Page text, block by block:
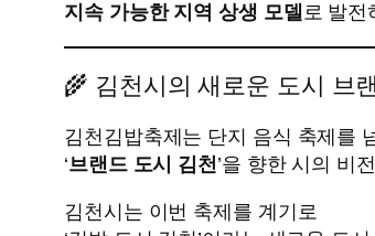
지속 가능한 지역 상생 모델로 발전
🌾 김천시의 새로운 도시 브
김천김밥축제는 단지 음식 축제를
‘브랜드 도시 김천’을 향한 시의 비
김천시는 이번 축제를 계기로